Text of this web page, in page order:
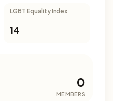
LGBT Equality Index
14
0
MEMBERS